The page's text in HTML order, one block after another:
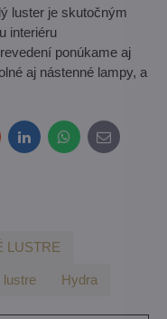
luster je skutočným
interiéru
ponúkame aj
aj nástenné lampy, a
LinkedInWhatsApp
E-
mail
LUSTRE
lustre Hydra